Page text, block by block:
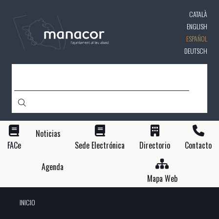
contenido
principal
CATALÀ
ENGLISH
ESPAÑOL
DEUTSCH
FACe
Noticias
Sede Electrónica
Directorio
Contacto
Agenda
Mapa Web
INICIO